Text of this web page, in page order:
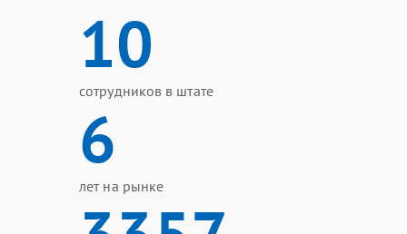
10
сотрудников в штате
6
лет на рынке